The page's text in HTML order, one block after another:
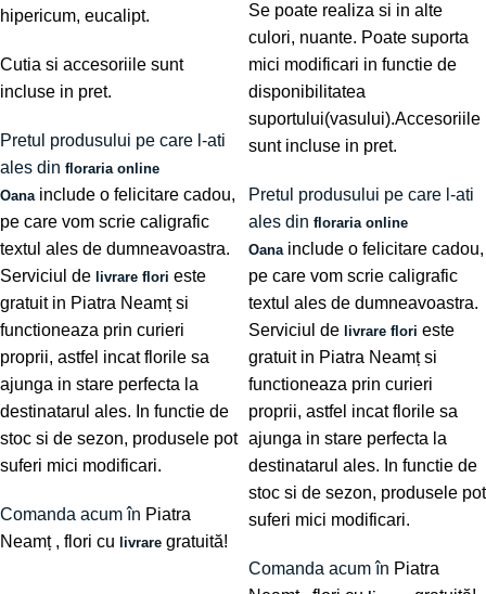
hipericum, eucalipt.
Cutia si accesoriile sunt
incluse in pret.
Pretul produsului pe care l-ati
ales din floraria online
Oana include o felicitare cadou,
pe care vom scrie caligrafic
textul ales de dumneavoastra.
Serviciul de livrare flori este
gratuit in Piatra Neamț si
functioneaza prin curieri
proprii, astfel incat florile sa
ajunga in stare perfecta la
destinatarul ales. In functie de
stoc si de sezon, produsele pot
suferi mici modificari.
Comanda acum în Piatra
Neamț, flori cu livrare gratuită!
Se poate realiza si in alte
culori, nuante. Poate suporta
mici modificari in functie de
disponibilitatea
suportului(vasului).Accesoriile
sunt incluse in pret.
Pretul produsului pe care l-ati
ales din floraria online
Oana include o felicitare cadou,
pe care vom scrie caligrafic
textul ales de dumneavoastra.
Serviciul de livrare flori este
gratuit in Piatra Neamț si
functioneaza prin curieri
proprii, astfel incat florile sa
ajunga in stare perfecta la
destinatarul ales. In functie de
stoc si de sezon, produsele pot
suferi mici modificari.
Comanda acum în Piatra